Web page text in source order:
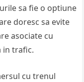
sa fie o optiune
doresc sa evite
asociate cu
in trafic.
cu trenul